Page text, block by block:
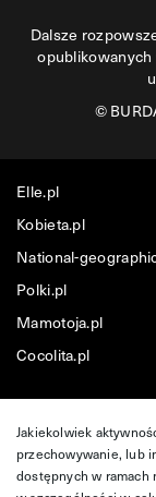
Dalsze
opublikowanych
©
Elle.pl
Kobieta.pl
National-
Polki.pl
Mamotoja.pl
Cocolita.pl
Jakiekolwiek
przechowywanie, lub
dostępnych w